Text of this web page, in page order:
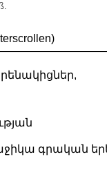
գրական